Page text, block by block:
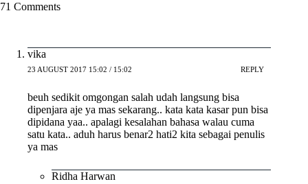
71 Comments
vika
23 AUGUST 2017 15:02 / 15:02 REPLY
beuh sedikit omgongan salah udah langsung bisa
dipenjara aje ya mas sekarang.. kata kata kasar pun bisa
dipidana yaa.. apalagi kesalahan bahasa walau cuma
satu kata.. aduh harus benar2 hati2 kita sebagai penulis
ya mas
Ridha Harwan